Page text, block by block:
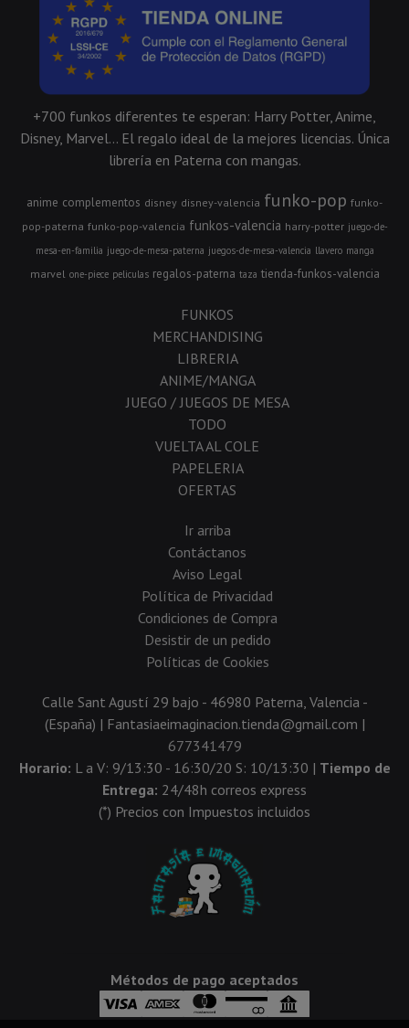
+700 funkos diferentes te esperan: Harry Potter, Anime,
Disney, Marvel... El regalo ideal de la mejores licencias. Única
librería en Paterna con mangas.
anime complementos disney disney-valencia funko-pop funko-
pop-paterna funko-pop-valencia funkos-valencia harry-potter juego-de-
mesa-en-familia juego-de-mesa-paterna juegos-de-mesa-valencia llavero manga
marvel one-piece peliculas regalos-paterna taza tienda-funkos-valencia
FUNKOS
MERCHANDISING
LIBRERIA
ANIME/MANGA
JUEGO / JUEGOS DE MESA
TODO
VUELTA AL COLE
PAPELERIA
OFERTAS
Ir arriba
Contáctanos
Aviso Legal
Política de Privacidad
Condiciones de Compra
Desistir de un pedido
Políticas de Cookies
Calle Sant Agustí 29 bajo - 46980 Paterna, Valencia -
(España) | Fantasiaeimaginacion.tienda@gmail.com |
677341479
Horario: L a V: 9/13:30 - 16:30/20 S: 10/13:30 | Tiempo de
Entrega: 24/48h correos express
(*) Precios con Impuestos incluidos
Métodos de pago aceptados